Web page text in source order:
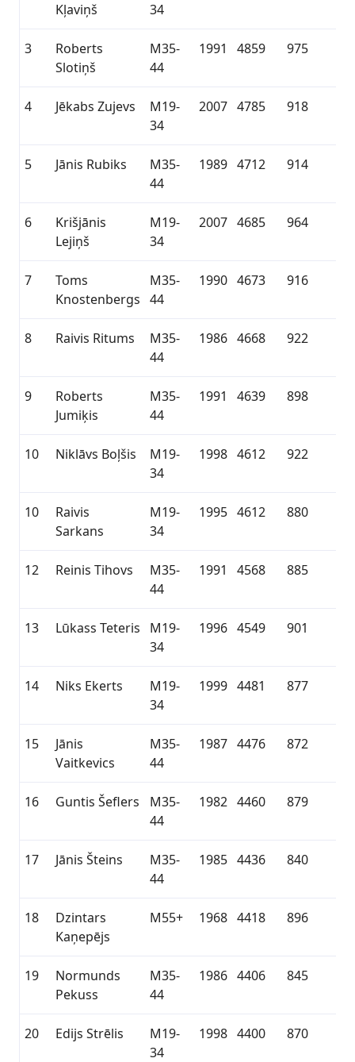
Kļaviņš
34
3
Roberts
Slotiņš
M35-
44
1991 4859 975
4 Jēkabs Zujevs
M19-
34
2007 4785 918
5 Jānis Rubiks
M35-
44
1989 4712 914
6
Krišjānis
Lejiņš
M19-
34
2007 4685 964
7
Toms
Knostenbergs
M35-
44
1990 4673 916
8 Raivis Ritums
M35-
44
1986 4668 922
9
Roberts
Jumiķis
M35-
44
1991 4639 898
10 Niklāvs Boļšis
M19-
34
1998 4612 922
10
Raivis
Sarkans
M19-
34
1995 4612 880
12 Reinis Tihovs
M35-
44
1991 4568 885
13 Lūkass Teteris
M19-
34
1996 4549 901
14 Niks Ekerts
M19-
34
1999 4481 877
15
Jānis
Vaitkevics
M35-
44
1987 4476 872
16 Guntis Šeflers
M35-
44
1982 4460 879
17 Jānis Šteins
M35-
44
1985 4436 840
18
Dzintars
Kaņepējs
M55+ 1968 4418 896
19
Normunds
Pekuss
M35-
44
1986 4406 845
20 Edijs Strēlis
M19-
34
1998 4400 870